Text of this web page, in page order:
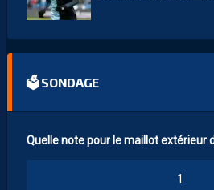
🗳 SONDAGE
Quelle note pour le maillot extérieur
1